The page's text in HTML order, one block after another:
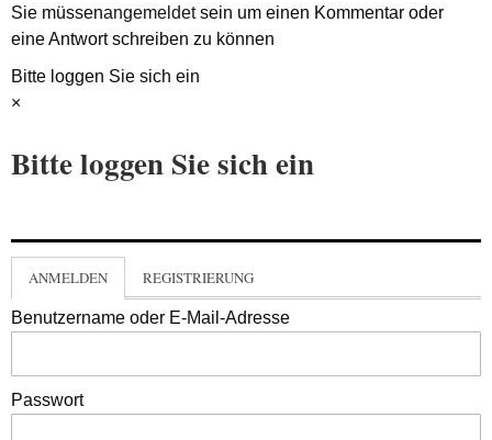
Sie müssenangemeldetsein um einen Kommentar oder
eine Antwort schreiben zu können
Bitte loggen Sie sich ein
×
Bitte loggen Sie sich ein
ANMELDEN REGISTRIERUNG
Benutzername oder E-Mail-Adresse
Passwort